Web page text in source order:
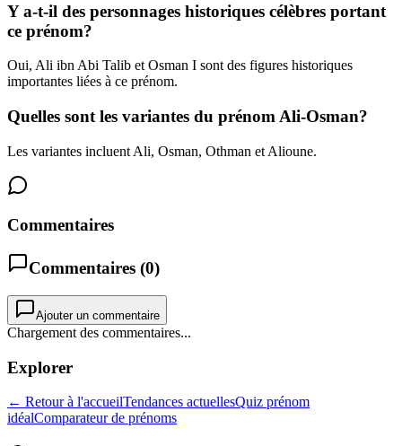
Y a-t-il des personnages historiques célèbres portant
ce prénom?
Oui, Ali ibn Abi Talib et Osman I sont des figures historiques
importantes liées à ce prénom.
Quelles sont les variantes du prénom Ali-Osman?
Les variantes incluent Ali, Osman, Othman et Alioune.
Commentaires
Commentaires (0)
Ajouter un commentaire
Chargement des commentaires...
Explorer
← Retour à l'accueilTendances actuellesQuiz prénom
idéalComparateur de prénoms